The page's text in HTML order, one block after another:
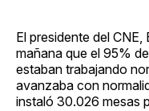
El presidente del
mañana que el 95%
estaban trabajando
avanzaba con
instaló 30.026 mesas